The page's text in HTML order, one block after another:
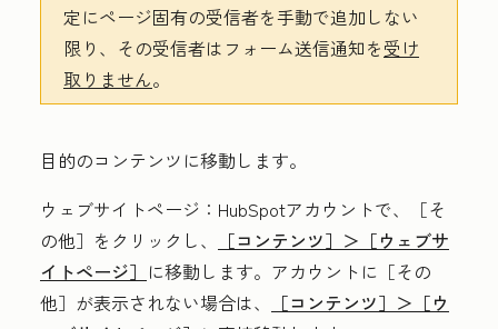
定にページ固有の受信者を手動で追加しない
限り、その受信者はフォーム送信通知を受け
取りません。
目的のコンテンツに移動します。
ウェブサイトページ ：HubSpotアカウントで、
［そ
の他］をクリックし、
［コンテンツ］＞ ［ウェブサ
イトページ］ に移動します。アカウントに ［その
他］が表示されない場合は、
［コンテンツ］＞ ［ウ